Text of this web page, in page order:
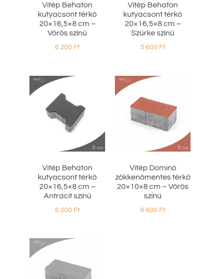
Vitép Behaton
kutyacsont térkő
20×16,5×8 cm –
Vörös színű
6 200 Ft
Vitép Behaton
kutyacsont térkő
20×16,5×8 cm –
Szürke színű
5 600 Ft
Vitép Behaton
kutyacsont térkő
20×16,5×8 cm –
Antracit színű
6 200 Ft
Vitép Dominó
zökkenőmentes térkő
20×10×8 cm – Vörös
színű
6 600 Ft